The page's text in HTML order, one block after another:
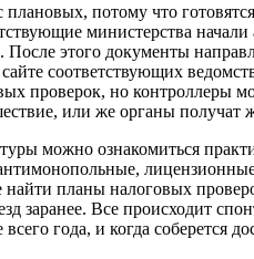
потому что
министерства
После этого документы
соответствующих
проверок, но контроллеры
или же органы получат
можно ознакомиться
планы налоговых
заранее. Все происходит
года, и когда соберется